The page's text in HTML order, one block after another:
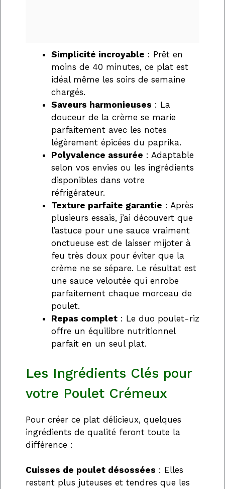
Simplicité incroyable : Prêt en
moins de 40 minutes, ce plat est
idéal même les soirs de semaine
chargés.
Saveurs harmonieuses : La
douceur de la crème se marie
parfaitement avec les notes
légèrement épicées du paprika.
Polyvalence assurée : Adaptable
selon vos envies ou les ingrédients
disponibles dans votre
réfrigérateur.
Texture parfaite garantie : Après
plusieurs essais, j’ai découvert que
l’astuce pour une sauce vraiment
onctueuse est de laisser mijoter à
feu très doux pour éviter que la
crème ne se sépare. Le résultat est
une sauce veloutée qui enrobe
parfaitement chaque morceau de
poulet.
Repas complet : Le duo poulet-riz
offre un équilibre nutritionnel
parfait en un seul plat.
Les Ingrédients Clés pour
votre Poulet Crémeux
Pour créer ce plat délicieux, quelques
ingrédients de qualité feront toute la
différence :
Cuisses de poulet désossées : Elles
restent plus juteuses et tendres que les